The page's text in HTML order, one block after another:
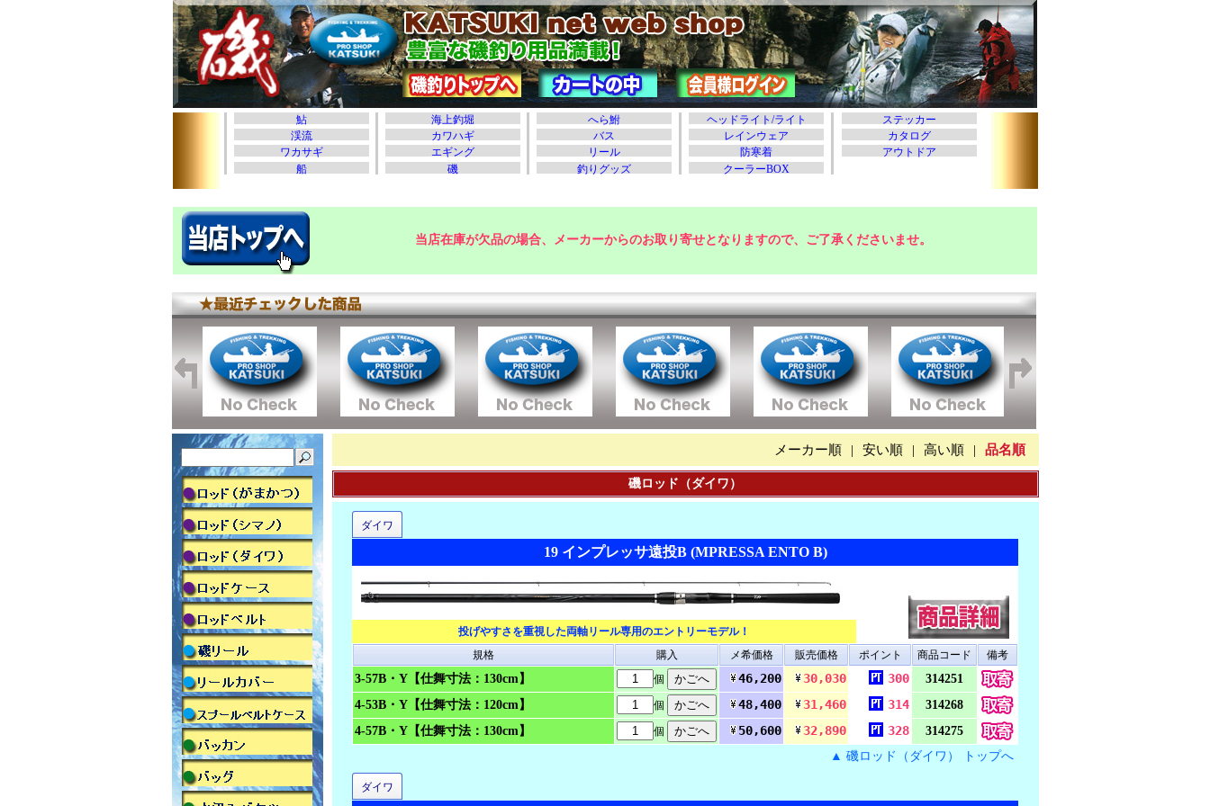
当店在庫が欠品の場合、メーカーからのお取り寄せとなりますので、ご了承くださいませ。
メーカー順 | 安い順 | 高い順 | 品名順
磯ロッド（ダイワ）
ダイワ
19 インプレッサ遠投B (MPRESSA ENTO B)
投げやすさを重視した両軸リール専用のエントリーモデル！
規格
購入 メ希価格 販売価格 ポイント 商品コード 備考
3-57B・Y【仕舞寸法：130cm】 個 46,200 30,030 300
314251
4-53B・Y【仕舞寸法：120cm】
個 48,400 31,460 314
314268
4-57B・Y【仕舞寸法：130cm】
個 50,600 32,890 328
314275
▲ 磯ロッド（ダイワ） トップへ
ダイワ